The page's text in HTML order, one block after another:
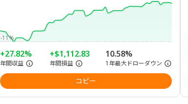
-11%
+27.82%
年間収益
+$1,112.83
年間損益
10.58%
1年最大ドローダウン
コピー